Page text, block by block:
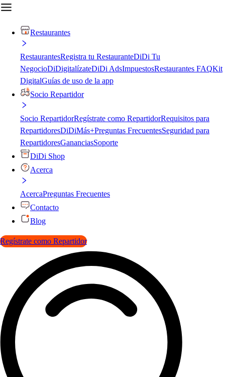
Restaurantes
RestaurantesRegistra tu RestauranteDiDi Tu
NegocioDiDigitalízateDiDi AdsImpuestosRestaurantes FAQKit
DigitalGuías de uso de la app
Socio Repartidor
Socio RepartidorRegístrate como RepartidorRequisitos para
RepartidoresDiDiMás+Preguntas FrecuentesSeguridad para
RepartidoresGananciasSoporte
DiDi Shop
Acerca
AcercaPreguntas Frecuentes
Contacto
Blog
Regístrate como Repartidor